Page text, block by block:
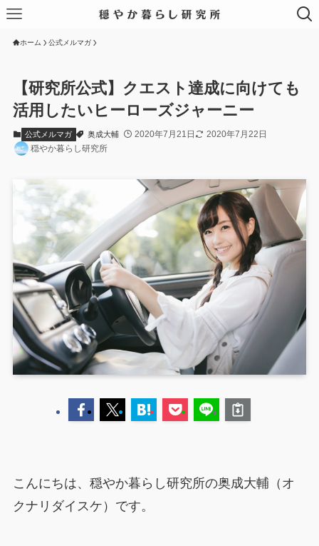
ホーム 公式メルマガ
【研究所公式】クエスト達成に向けても
活用したいヒーローズジャーニー
公式メルマガ 奥成大輔 2020年7月21日
2020年7月22日
穏やか暮らし研究所
こんにちは、穏やか暮らし研究所の奥成大輔（オ
クナリダイスケ）です。